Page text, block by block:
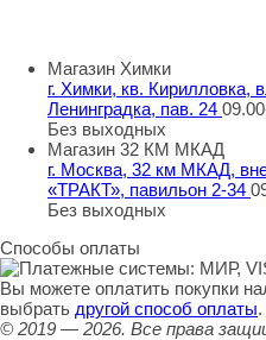
Магазин Химки
г. Химки, кв. Кирилловка,
Ленинградка, пав. 24
Без выходных
Магазин 32 КМ МКАД
г. Москва, 32 км МКАД,
«ТРАКТ», павильон 2-34
Без выходных
Способы оплаты
Вы можете оплатить покупки
выбрать другой способ оплаты.
© 2019 — 2026. Все права